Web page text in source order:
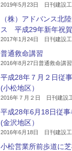
2019年5月23日 日刊建設
（株）アドバンス北
ス 平成29年新年祝
2017年1月24日 日刊建設
普通救命講習
2016年8月27日普通救命講習
平成28年７月２日従
(小松地区）
2016年７月２日 日刊建設
平成28年6月18日従事
(金沢地区）
2016年6月18日 日刊建設
小松営業所前歩道に